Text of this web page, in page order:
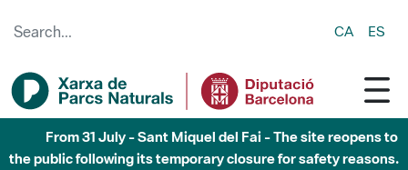
CA ES
Fins al desembre de 2026 - Parc Fluvial Besòs -
Afectacions a la llera del Parc Fluvial del Besòs degut a